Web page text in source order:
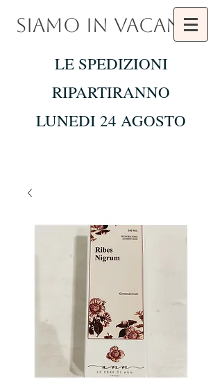
SIAMO IN VACANZA
LE SPEDIZIONI
RIPARTIRANNO
LUNEDI 24 AGOSTO